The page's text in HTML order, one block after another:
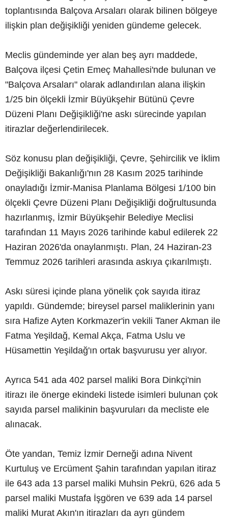
toplantısında Balçova Arsaları olarak bilinen bölgeye
ilişkin plan değişikliği yeniden gündeme gelecek.
Meclis gündeminde yer alan beş ayrı maddede,
Balçova ilçesi Çetin Emeç Mahallesi'nde bulunan ve
"Balçova Arsaları" olarak adlandırılan alana ilişkin
1/25 bin ölçekli İzmir Büyükşehir Bütünü Çevre
Düzeni Planı Değişikliği'ne askı sürecinde yapılan
itirazlar değerlendirilecek.
Söz konusu plan değişikliği, Çevre, Şehircilik ve İklim
Değişikliği Bakanlığı'nın 28 Kasım 2025 tarihinde
onayladığı İzmir-Manisa Planlama Bölgesi 1/100 bin
ölçekli Çevre Düzeni Planı Değişikliği doğrultusunda
hazırlanmış, İzmir Büyükşehir Belediye Meclisi
tarafından 11 Mayıs 2026 tarihinde kabul edilerek 22
Haziran 2026'da onaylanmıştı. Plan, 24 Haziran-23
Temmuz 2026 tarihleri arasında askıya çıkarılmıştı.
Askı süresi içinde plana yönelik çok sayıda itiraz
yapıldı. Gündemde; bireysel parsel maliklerinin yanı
sıra Hafize Ayten Korkmazer'in vekili Taner Akman ile
Fatma Yeşildağ, Kemal Akça, Fatma Uslu ve
Hüsamettin Yeşildağ'ın ortak başvurusu yer alıyor.
Ayrıca 541 ada 402 parsel maliki Bora Dinkçi'nin
itirazı ile önerge ekindeki listede isimleri bulunan çok
sayıda parsel malikinin başvuruları da mecliste ele
alınacak.
Öte yandan, Temiz İzmir Derneği adına Nivent
Kurtuluş ve Ercüment Şahin tarafından yapılan itiraz
ile 643 ada 13 parsel maliki Muhsin Pekrü, 626 ada 5
parsel maliki Mustafa İşgören ve 639 ada 14 parsel
maliki Murat Akın'ın itirazları da ayrı gündem